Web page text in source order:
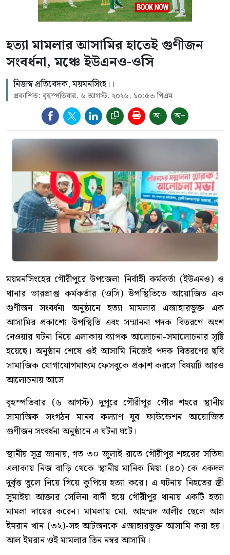
হত্যা মামলার আসামির হাতেই গুণীজন
সংবর্ধনা, মঞ্চে ইউএনও-ওসি
নিজস্ব প্রতিবেদক, ময়মনসিংহ।।
প্রকাশিত: বৃহস্পতিবার, ৬ আগস্ট, ২০২৬, ১০:৫৩ পিএম
অ- অ+
ময়মনসিংহের গৌরীপুরে উপজেলা নির্বাহী কর্মকর্তা (ইউএনও) ও
থানার ভারপ্রাপ্ত কর্মকর্তার (ওসি) উপস্থিতিতে আয়োজিত এক
গুণীজন সংবর্ধনা অনুষ্ঠানে হত্যা মামলার এজাহারভুক্ত এক
আসামির প্রকাশ্যে উপস্থিতি এবং সম্মাননা পদক বিতরণে অংশ
নেওয়ার ঘটনা নিয়ে এলাকায় ব্যাপক আলোচনা-সমালোচনার সৃষ্টি
হয়েছে। অনুষ্ঠান শেষে ওই আসামি নিজেই পদক বিতরণের ছবি
সামাজিক যোগাযোগমাধ্যম ফেসবুকে প্রকাশ করলে বিষয়টি আরও
আলোচনায় আসে।
বৃহস্পতিবার (৬ আগস্ট) দুপুরে গৌরীপুর পৌর শহরে স্থানীয়
সামাজিক সংগঠন মানব কল্যাণ যুব ফাউন্ডেশন আয়োজিত
গুণীজন সংবর্ধনা অনুষ্ঠানে এ ঘটনা ঘটে।
স্থানীয় সূত্র জানায়, গত ৩০ জুলাই রাতে গৌরীপুর শহরের সতিষা
এলাকায় নিজ বাড়ি থেকে স্থানীয় মানিক মিয়া (৪০)-কে একদল
দুর্বৃত্ত তুলে নিয়ে গিয়ে কুপিয়ে হত্যা করে। এ ঘটনায় নিহতের স্ত্রী
সুমাইয়া আক্তার সেলিনা বাদী হয়ে গৌরীপুর থানায় একটি হত্যা
মামলা দায়ের করেন। মামলায় মো. আহম্মদ আলীর ছেলে আল
ইমরান খান (৩২)-সহ আটজনকে এজাহারভুক্ত আসামি করা হয়।
আল ইমরান ওই মামলার তিন নম্বর আসামি।